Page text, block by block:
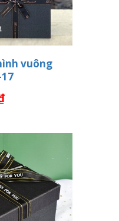
vuông